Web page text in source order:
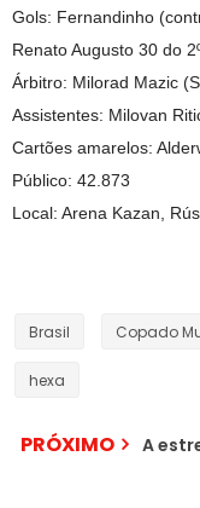
Gols: Fernandinho
Renato Augusto 30 do
Árbitro: Milorad Mazic
Assistentes: Milovan
Cartões amarelos:
Público: 42.873
Local: Arena Kazan,
Brasil Copado
hexa
PRÓXIMO A